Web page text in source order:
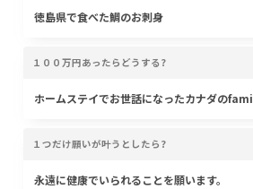
徳島県で食べた鯛のお刺身
１００万円あったらどうする?
ホームステイでお世話になったカナダの
１つだけ願いが叶うとしたら?
永遠に健康でいられることを願います。